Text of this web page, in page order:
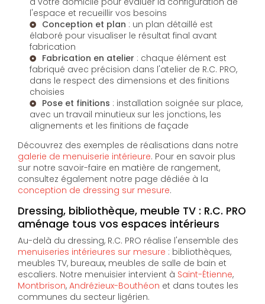
l'espace et recueillir vos besoins
Conception et plan : un plan détaillé est
élaboré pour visualiser le résultat final avant
fabrication
Fabrication en atelier : chaque élément est
fabriqué avec précision dans l'atelier de R.C. PRO,
dans le respect des dimensions et des finitions
choisies
Pose et finitions : installation soignée sur place,
avec un travail minutieux sur les jonctions, les
alignements et les finitions de façade
Découvrez des exemples de réalisations dans notre
galerie de menuiserie intérieure. Pour en savoir plus
sur notre savoir-faire en matière de rangement,
consultez également notre page dédiée à la
conception de dressing sur mesure.
Dressing, bibliothèque, meuble TV : R.C. PRO
aménage tous vos espaces intérieurs
Au-delà du dressing, R.C. PRO réalise l'ensemble des
menuiseries intérieures sur mesure : bibliothèques,
meubles TV, bureaux, meubles de salle de bain et
escaliers. Notre menuisier intervient à Saint-Étienne,
Montbrison, Andrézieux-Bouthéon et dans toutes les
communes du secteur ligérien.